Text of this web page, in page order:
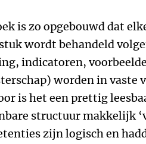
is zo opgebouwd dat
wordt behandeld
indicatoren,
worden in vaste
is het een prettig
structuur makkelijk
zijn logisch en